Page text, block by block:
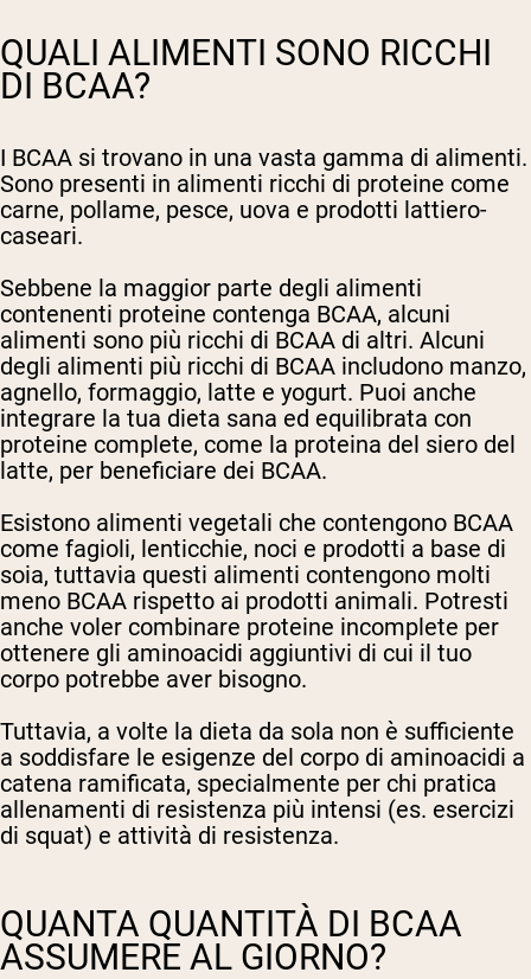
QUALI ALIMENTI SONO RICCHI
DI BCAA?
I BCAA si trovano in una vasta gamma di alimenti.
Sono presenti in alimenti ricchi di proteine come
carne, pollame, pesce, uova e prodotti lattiero-
caseari.
Sebbene la maggior parte degli alimenti
contenenti proteine contenga BCAA, alcuni
alimenti sono più ricchi di BCAA di altri. Alcuni
degli alimenti più ricchi di BCAA includono manzo,
agnello, formaggio, latte e yogurt. Puoi anche
integrare la tua dieta sana ed equilibrata con
proteine complete, come la proteina del siero del
latte, per beneficiare dei BCAA.
Esistono alimenti vegetali che contengono BCAA
come fagioli, lenticchie, noci e prodotti a base di
soia, tuttavia questi alimenti contengono molti
meno BCAA rispetto ai prodotti animali. Potresti
anche voler combinare proteine incomplete per
ottenere gli aminoacidi aggiuntivi di cui il tuo
corpo potrebbe aver bisogno.
Tuttavia, a volte la dieta da sola non è sufficiente
a soddisfare le esigenze del corpo di aminoacidi a
catena ramificata, specialmente per chi pratica
allenamenti di resistenza più intensi (es. esercizi
di squat) e attività di resistenza.
QUANTA QUANTITÀ DI BCAA
ASSUMERE AL GIORNO?